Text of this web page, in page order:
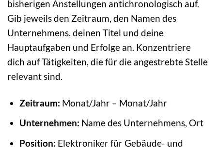
bisherigen Anstellungen antichronologisch auf.
Gib jeweils den Zeitraum, den Namen des
Unternehmens, deinen Titel und deine
Hauptaufgaben und Erfolge an. Konzentriere
dich auf Tätigkeiten, die für die angestrebte Stelle
relevant sind.
Zeitraum: Monat/Jahr – Monat/Jahr
Unternehmen: Name des Unternehmens, Ort
Position: Elektroniker für Gebäude- und